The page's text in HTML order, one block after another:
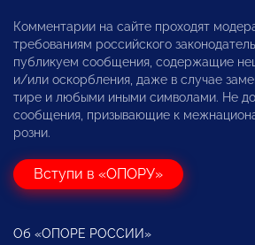
Комментарии на сайте проходят
требованиям российского
публикуем сообщения, содержащие
и/или оскорбления, даже в случае
тире и любыми иными символами. Не
сообщения, призывающие к
розни.
Вступи в «ОПОРУ»
Об «ОПОРЕ РОССИИ»